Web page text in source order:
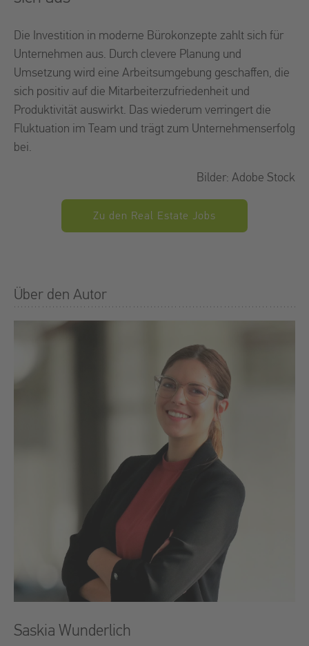
Die Investition in moderne Bürokonzepte zahlt sich für
Unternehmen aus. Durch clevere Planung und
Umsetzung wird eine Arbeitsumgebung geschaffen, die
sich positiv auf die Mitarbeiterzufriedenheit und
Produktivität auswirkt. Das wiederum verringert die
Fluktuation im Team und trägt zum Unternehmenserfolg
bei.
Bilder: Adobe Stock
Zu den Real Estate Jobs
Über den Autor
Saskia Wunderlich